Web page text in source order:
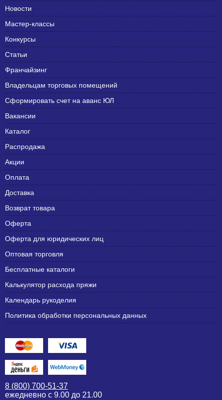
Новости
Мастер-классы
Конкурсы
Статьи
Франчайзинг
Владельцам торговых помещений
Сформировать счет на аванс ЮЛ
Вакансии
Каталог
Распродажа
Акции
Оплата
Доставка
Возврат товара
Оферта
Оферта для юридических лиц
Оптовая торговля
Бесплатные каталоги
Калькулятор расхода пряжи
Календарь рукоделия
Политика обработки персональных данных
8 (800) 700-51-37
ежедневно с 9.00 до 21.00